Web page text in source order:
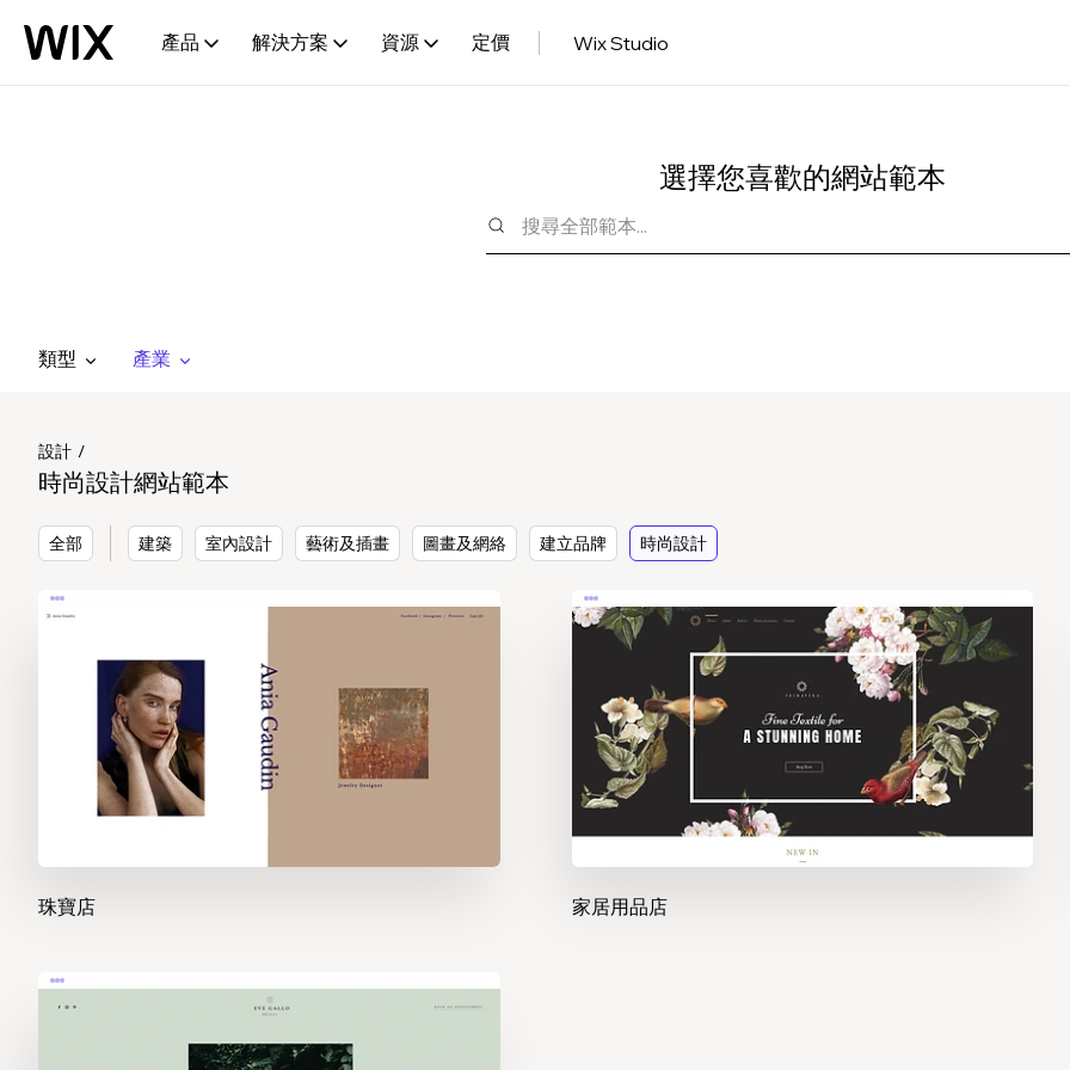
產品 解決方案 資源 定價 Wix Studio
選擇您喜歡的網站範本
類型 產業
設計
時尚設計網站範本
全部 建築 室內設計 藝術及插畫 圖畫及網絡 建立品牌 時尚設計
珠寶店 家居用品店